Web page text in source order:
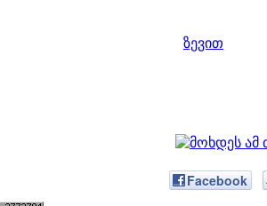
ზევით
Facebook